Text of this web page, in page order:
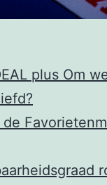
plus Om